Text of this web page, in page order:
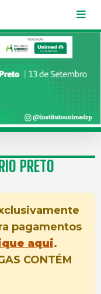
PRETO
pagamentos
aqui.
CONTÉM